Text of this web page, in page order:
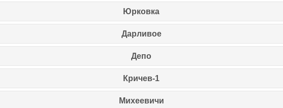
Юрковка
Дарливое
Депо
Кричев-1
Михеевичи